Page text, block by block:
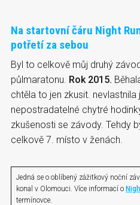
Na startovní čáru Night
potřetí za sebou
Byl to celkově můj druhý
půlmaratonu. Rok 2015.
chtěla to jen zkusit. nevlastnila
nepostradatelné chytré
zkušenosti se závody. Tehdy
celkově 7. místo v ženách.
Jedná se o oblíbený zážitkový noční
konal v Olomouci. Více informací o
termínovce.